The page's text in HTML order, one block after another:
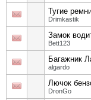
Тугие
Drimkastik
Замок
Bett123
Багажник
algardo
Лючок
DronGo